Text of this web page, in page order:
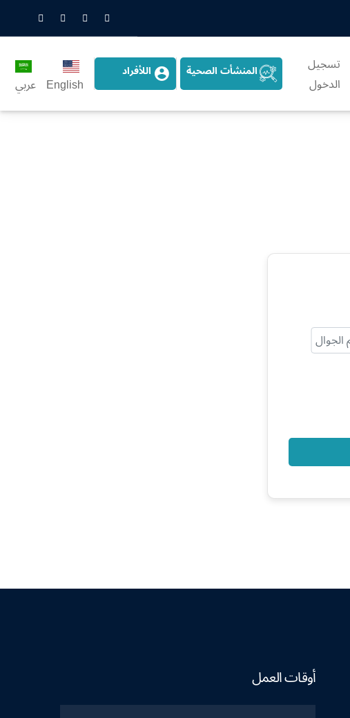
Snapchat
Twitter
LinkedIn
تسجيل
الدخول
المنشأت الصحية اللأفراد
English عربي
أوقات العمل